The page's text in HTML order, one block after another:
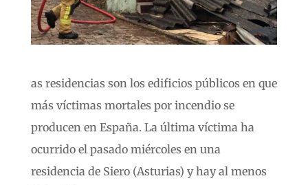
as residencias son los edificios públicos en que
más víctimas mortales por incendio se
producen en España. La última víctima ha
ocurrido el pasado miércoles en una
residencia de Siero (Asturias) y hay al menos